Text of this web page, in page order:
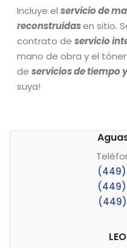
Incluye el servicio de
reconstruidasen sitio.
contrato de servicio
mano de obra y el
de servicios de tiempo
suya!
(449)
(449)